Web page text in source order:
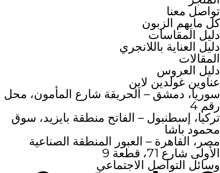
تواصل معنا
كل مايهم الزبون
دليل المقاسات
دليل العناية باللانجري
المقالات
دليل العروس
عناوين غولدين لاين
سوريا، دمشق – الحريقة شارع المأمون، محل
رقم 4
تركيا، إسطنبول – الفاتح منطقة بايزيد، سوق
محمود باشا
مصر، القاهرة – العبور المنطقة الصناعية
الأولى شارع 71، قطعة 9
وسائل التواصل الاجتماعي